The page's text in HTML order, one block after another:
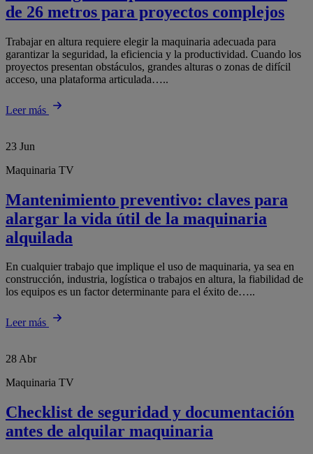
de 26 metros para proyectos complejos
Trabajar en altura requiere elegir la maquinaria adecuada para
garantizar la seguridad, la eficiencia y la productividad. Cuando los
proyectos presentan obstáculos, grandes alturas o zonas de difícil
acceso, una plataforma articulada…..
Leer más
23 Jun
Maquinaria TV
Mantenimiento preventivo: claves para
alargar la vida útil de la maquinaria
alquilada
En cualquier trabajo que implique el uso de maquinaria, ya sea en
construcción, industria, logística o trabajos en altura, la fiabilidad de
los equipos es un factor determinante para el éxito de…..
Leer más
28Abr
Maquinaria TV
Checklist de seguridad y documentación
antes de alquilar maquinaria